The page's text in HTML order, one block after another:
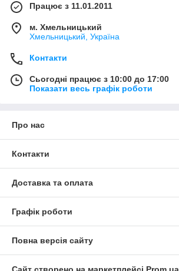
Працює з 11.01.2011
м. Хмельницький
Хмельницький, Україна
Контакти
Сьогодні працює з 10:00 до 17:00
Показати весь графік роботи
Про нас
Контакти
Доставка та оплата
Графік роботи
Повна версія сайту